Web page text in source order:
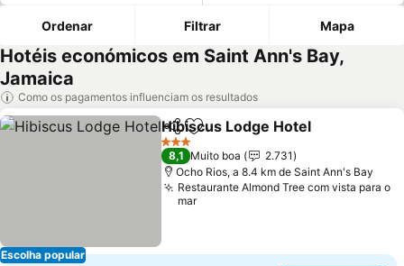
Ordenar Filtrar Mapa
Hotéis económicos em Saint Ann's Bay,
Jamaica
Como os pagamentos influenciam os resultados
Escolha popular
PartilharAdicionar aos favoritos
Hibiscus Lodge Hotel
3 Estrelas
8,1 Muito boa
2.731
Ocho Rios, a 8.4 km de Saint Ann's Bay
Restaurante Almond Tree com vista para o
mar